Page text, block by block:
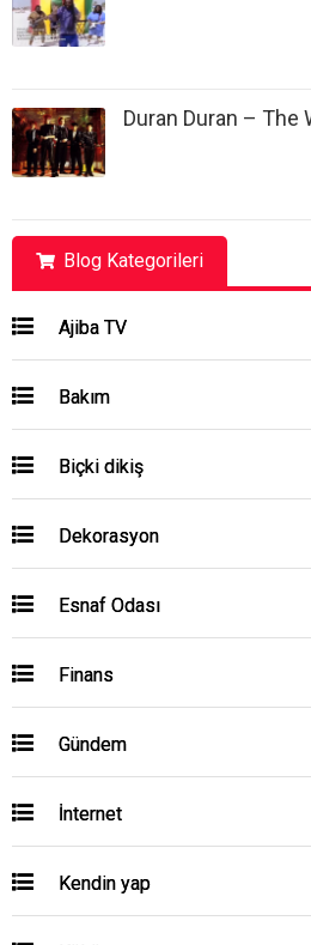
Duran Duran – The
Blog Kategorileri
Ajiba TV
Bakım
Biçki dikiş
Dekorasyon
Esnaf Odası
Finans
Gündem
İnternet
Kendin yap